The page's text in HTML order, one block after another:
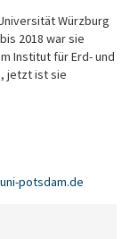
Würzburg
2018 war sie
Institut für Erd- und
jetzt ist sie
uni-potsdam.de